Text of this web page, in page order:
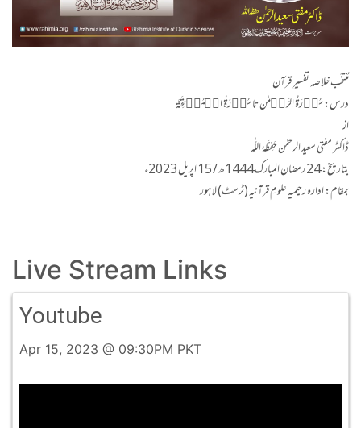
مُنتخَب خلاصہ تفسیرِ قرآن
درس: سُوۡرَۃُ الرَّحۡمٰن تا سُوۡرَۃُ الۡمُمۡتَحِنَۃ
از
ڈاکٹر مفتی سعید الرحمٰن حَفِظَهُ اللّٰه
بتاریخ: 24 رمضان المبارک 1444ھ / 15 اپریل 2023ء
بمقام: ادارہ رحیمیہ علومِ قرآنیہ (ٹرسٹ) لاہور
Live Stream Links
Youtube
Apr 15, 2023 @ 09:30PM PKT